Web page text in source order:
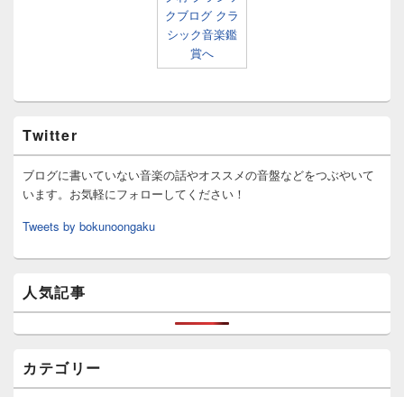
Twitter
ブログに書いていない音楽の話やオススメの音盤などをつぶやいて
います。お気軽にフォローしてください！
Tweets by bokunoongaku
人気記事
カテゴリー